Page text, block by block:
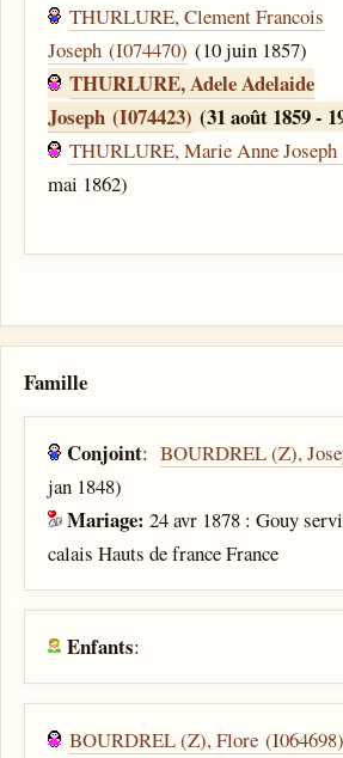
THURLURE, Clement Francois
Joseph (I074470) (10 juin 1857)
THURLURE, Adele Adelaide
Joseph (I074423) (31 août 1859 -
THURLURE, Marie Anne
mai 1862)
Famille
Conjoint:BOURDREL (Z),
jan 1848)
Mariage:24 avr 1878 : Gouy
calais Hauts de france France
Enfants:
BOURDREL (Z), Flore (I064698)